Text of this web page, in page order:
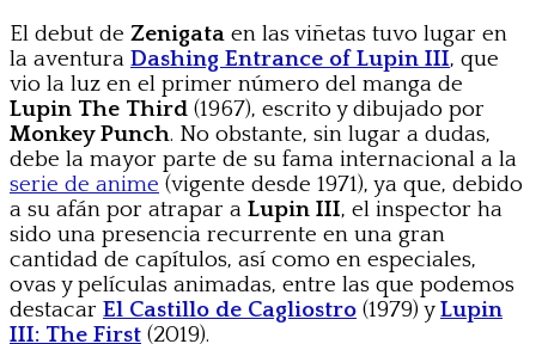
El debut de Zenigata en las viñetas tuvo lugar en
la aventura Dashing Entrance of Lupin III, que
vio la luz en el primer número del manga de
Lupin The Third (1967), escrito y dibujado por
Monkey Punch. No obstante, sin lugar a dudas,
debe la mayor parte de su fama internacional a la
serie de anime (vigente desde 1971), ya que, debido
a su afán por atrapar a Lupin III, el inspector ha
sido una presencia recurrente en una gran
cantidad de capítulos, así como en especiales,
ovas y películas animadas, entre las que podemos
destacar El Castillo de Cagliostro (1979) yLupin
III: The First (2019).